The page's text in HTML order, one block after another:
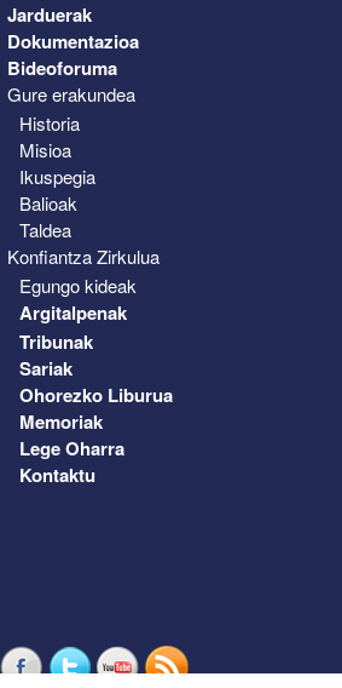
Jarduerak
Dokumentazioa
Bideoforuma
Gure erakundea
Historia
Misioa
Ikuspegia
Balioak
Taldea
Konfiantza Zirkulua
Egungo kideak
Argitalpenak
Tribunak
Sariak
Ohorezko Liburua
Memoriak
Lege Oharra
Kontaktu